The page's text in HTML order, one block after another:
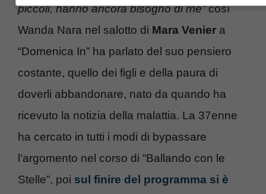
piccoli, hanno ancora bisogno di me”così
Wanda Nara nel salotto di Mara Venier a
“Domenica In” ha parlato del suo pensiero
costante, quello dei figli e della paura di
doverli abbandonare, nato da quando ha
ricevuto la notizia della malattia. La 37enne
ha cercato in tutti i modi di bypassare
l’argomento nel corso di “Ballando con le
Stelle”, poi sul finire del programma si è